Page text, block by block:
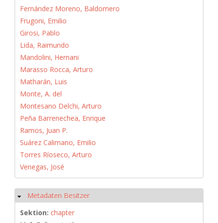
Fernández Moreno, Baldomero
Frugoni, Emilio
Girosi, Pablo
Lida, Raimundo
Mandolini, Hernani
Marasso Rocca, Arturo
Matharán, Luis
Monte, A. del
Montesano Delchi, Arturo
Peña Barrenechea, Enrique
Ramos, Juan P.
Suárez Calimano, Emilio
Torres Ríoseco, Arturo
Venegas, José
Hide
Metadaten Besitzer
Sektion: chapter